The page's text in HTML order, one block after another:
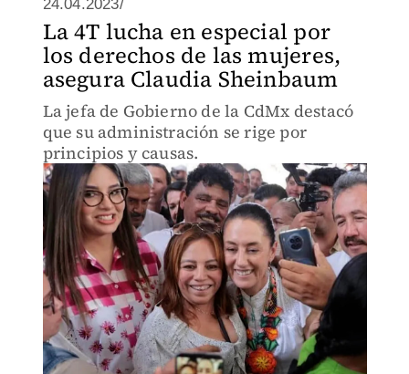
24.04.2023/
La 4T lucha en especial por
los derechos de las mujeres,
asegura Claudia Sheinbaum
La jefa de Gobierno de la CdMx destacó
que su administración se rige por
principios y causas.